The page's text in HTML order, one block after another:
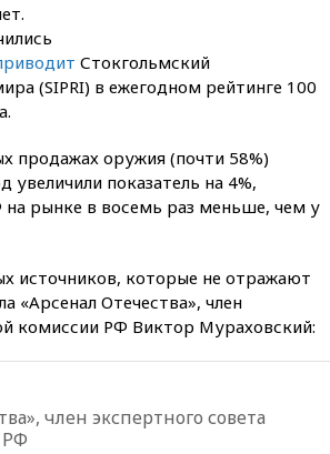
13:58Медведев назвал
Японию вассалом США
метро
Судного дня» прозвучали три
13:29Восемь человек
пострадали при наезде
автомобиля на толпу в Омске
со своим преемником
факту гибели женщины и
Стокгольмский
(SIPRI) в ежегодном рейтинге 100
продажах оружия (почти 58%)
показатель на 4%,
рынке в восемь раз меньше, чем у
источников, которые не отражают
«Арсенал Отечества», член
комиссии РФ Виктор Мураховский:
член экспертного совета
РФ